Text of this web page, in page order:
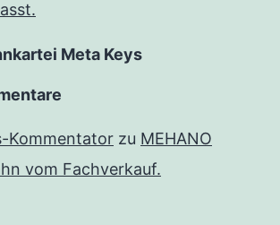
Meta Keys
Kommentator zu MEHANO
vom Fachverkauf.